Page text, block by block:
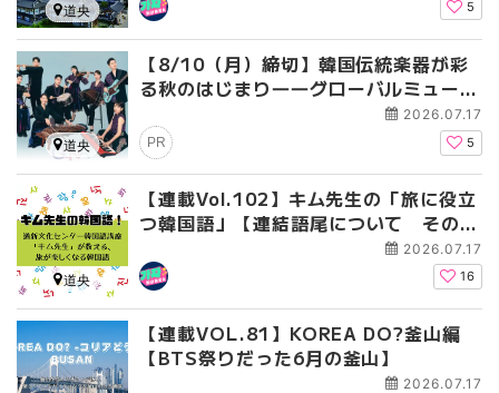
5
道央
【8/10（月）締切】韓国伝統楽器が彩
る秋のはじまり――グローバルミュージ
ックバンド「GENA」札幌公演に無料ご
招待！
2026.07.17
PR 5
道央
【連載Vol.102】キム先生の「旅に役立
つ韓国語」【連結語尾について その
2026.07.17
16
道央
【連載VOL.81】KOREA DO?釜山編
【BTS祭りだった6月の釜山】
2026.07.17